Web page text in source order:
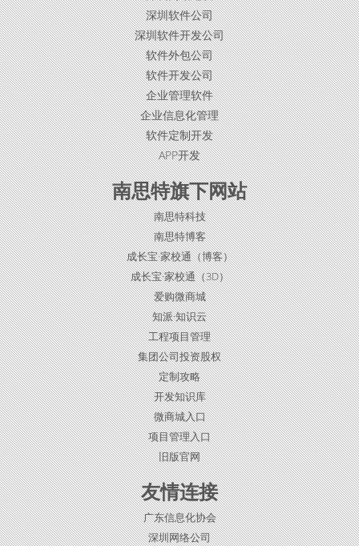
深圳软件公司
深圳软件开发公司
软件外包公司
软件开发公司
企业管理软件
企业信息化管理
软件定制开发
APP开发
南思特旗下网站
南思特科技
南思特博客
成长宝·家校通（博客）
成长宝·家校通（3D）
爱购微商城
知派·知识云
工程项目管理
集团公司投资股权
定制攻略
开发知识库
微商城入口
项目管理入口
旧版官网
友情连接
广东信息化协会
深圳网络公司